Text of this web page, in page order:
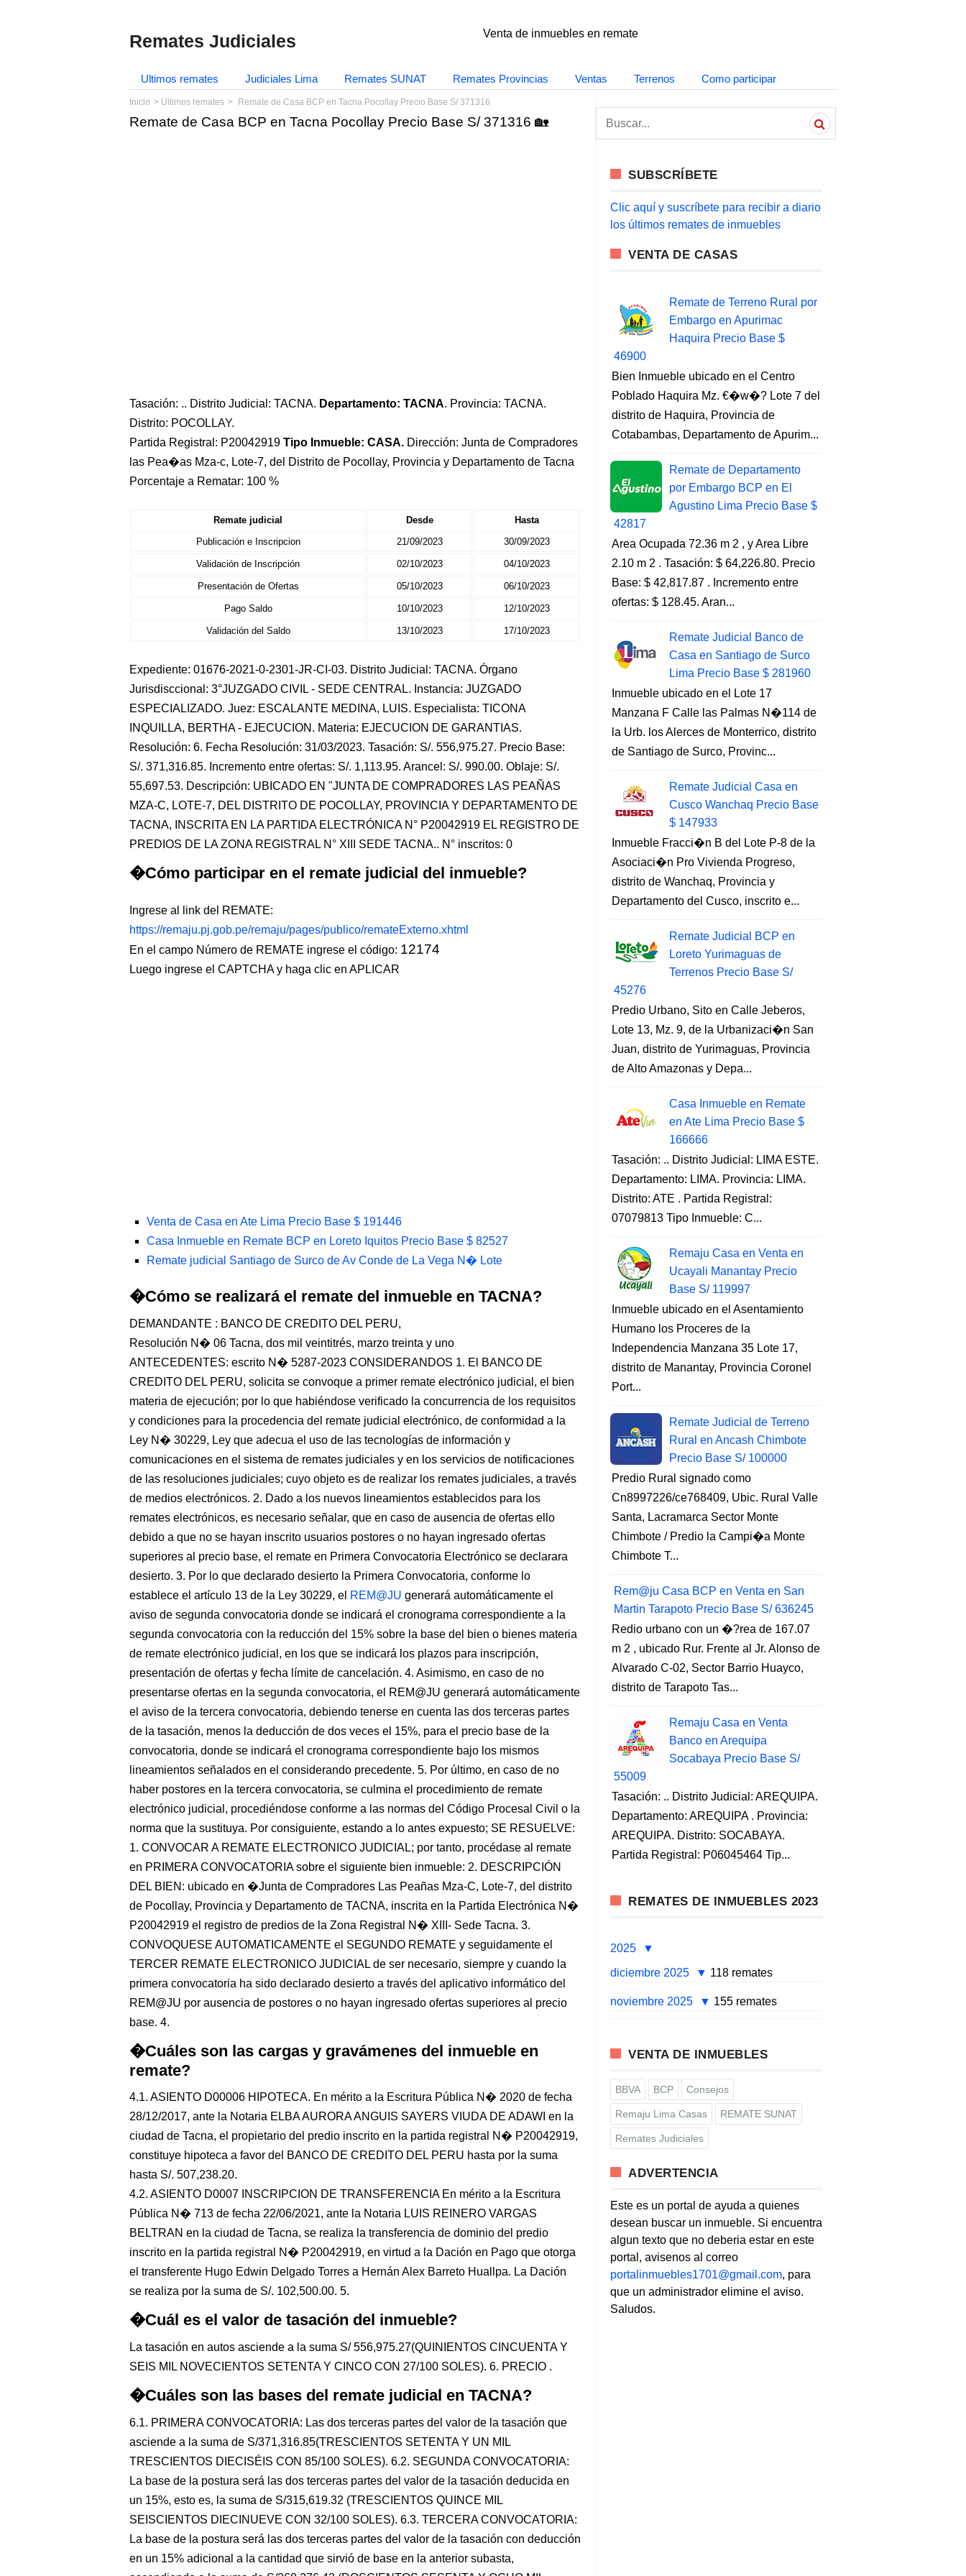
Remates Judiciales Venta de inmuebles en remate
Ultimos remates Judiciales Lima Remates SUNAT Remates Provincias Ventas Terrenos Como participar
Inicio Últimos remates Remate de Casa BCP en Tacna Pocollay Precio Base S/ 371316
Remate de Casa BCP en Tacna Pocollay Precio Base S/ 371316 🏡
Tasación: .. Distrito Judicial: TACNA. Departamento: TACNA. Provincia: TACNA.
Distrito: POCOLLAY.
Partida Registral: P20042919 Tipo Inmueble: CASA. Dirección: Junta de Compradores
las Pea�as Mza-c, Lote-7, del Distrito de Pocollay, Provincia y Departamento de Tacna
Porcentaje a Rematar: 100 %
Remate judicial Desde
Hasta
Publicación e Inscripcion
21/09/2023 30/09/2023
Validación de Inscripción 02/10/2023 04/10/2023
Presentación de Ofertas 05/10/2023 06/10/2023
Pago Saldo 10/10/2023 12/10/2023
Validación del Saldo 13/10/2023 17/10/2023
Expediente: 01676-2021-0-2301-JR-CI-03. Distrito Judicial: TACNA. Órgano
Jurisdisccional: 3°JUZGADO CIVIL - SEDE CENTRAL. Instancia: JUZGADO
ESPECIALIZADO. Juez: ESCALANTE MEDINA, LUIS. Especialista: TICONA
INQUILLA, BERTHA - EJECUCION. Materia: EJECUCION DE GARANTIAS.
Resolución: 6. Fecha Resolución: 31/03/2023. Tasación: S/. 556,975.27. Precio Base:
S/. 371,316.85. Incremento entre ofertas: S/. 1,113.95. Arancel: S/. 990.00. Oblaje: S/.
55,697.53. Descripción: UBICADO EN "JUNTA DE COMPRADORES LAS PEAÑAS
MZA-C, LOTE-7, DEL DISTRITO DE POCOLLAY, PROVINCIA Y DEPARTAMENTO DE
TACNA, INSCRITA EN LA PARTIDA ELECTRÓNICA N° P20042919 EL REGISTRO DE
PREDIOS DE LA ZONA REGISTRAL N° XIII SEDE TACNA.. N° inscritos: 0
�Cómo participar en el remate judicial del inmueble?
Ingrese al link del REMATE:
https://remaju.pj.gob.pe/remaju/pages/publico/remateExterno.xhtml
En el campo Número de REMATE ingrese el código: 12174
Luego ingrese el CAPTCHA y haga clic en APLICAR
Venta de Casa en Ate Lima Precio Base $ 191446
Casa Inmueble en Remate BCP en Loreto Iquitos Precio Base $ 82527
Remate judicial Santiago de Surco de Av Conde de La Vega N� Lote
�Cómo se realizará el remate del inmueble en TACNA?
DEMANDANTE : BANCO DE CREDITO DEL PERU,
Resolución N� 06 Tacna, dos mil veintitrés, marzo treinta y uno
ANTECEDENTES: escrito N� 5287-2023 CONSIDERANDOS 1. El BANCO DE
CREDITO DEL PERU, solicita se convoque a primer remate electrónico judicial, el bien
materia de ejecución; por lo que habiéndose verificado la concurrencia de los requisitos
y condiciones para la procedencia del remate judicial electrónico, de conformidad a la
Ley N� 30229, Ley que adecua el uso de las tecnologías de información y
comunicaciones en el sistema de remates judiciales y en los servicios de notificaciones
de las resoluciones judiciales; cuyo objeto es de realizar los remates judiciales, a través
de medios electrónicos. 2. Dado a los nuevos lineamientos establecidos para los
remates electrónicos, es necesario señalar, que en caso de ausencia de ofertas ello
debido a que no se hayan inscrito usuarios postores o no hayan ingresado ofertas
superiores al precio base, el remate en Primera Convocatoria Electrónico se declarara
desierto. 3. Por lo que declarado desierto la Primera Convocatoria, conforme lo
establece el artículo 13 de la Ley 30229, el REM@JU generará automáticamente el
aviso de segunda convocatoria donde se indicará el cronograma correspondiente a la
segunda convocatoria con la reducción del 15% sobre la base del bien o bienes materia
de remate electrónico judicial, en los que se indicará los plazos para inscripción,
presentación de ofertas y fecha límite de cancelación. 4. Asimismo, en caso de no
presentarse ofertas en la segunda convocatoria, el REM@JU generará automáticamente
el aviso de la tercera convocatoria, debiendo tenerse en cuenta las dos terceras partes
de la tasación, menos la deducción de dos veces el 15%, para el precio base de la
convocatoria, donde se indicará el cronograma correspondiente bajo los mismos
lineamientos señalados en el considerando precedente. 5. Por último, en caso de no
haber postores en la tercera convocatoria, se culmina el procedimiento de remate
electrónico judicial, procediéndose conforme a las normas del Código Procesal Civil o la
norma que la sustituya. Por consiguiente, estando a lo antes expuesto; SE RESUELVE:
1. CONVOCAR A REMATE ELECTRONICO JUDICIAL; por tanto, procédase al remate
en PRIMERA CONVOCATORIA sobre el siguiente bien inmueble: 2. DESCRIPCIÓN
DEL BIEN: ubicado en �Junta de Compradores Las Peañas Mza-C, Lote-7, del distrito
de Pocollay, Provincia y Departamento de TACNA, inscrita en la Partida Electrónica N�
P20042919 el registro de predios de la Zona Registral N� XIII- Sede Tacna. 3.
CONVOQUESE AUTOMATICAMENTE el SEGUNDO REMATE y seguidamente el
TERCER REMATE ELECTRONICO JUDICIAL de ser necesario, siempre y cuando la
primera convocatoria ha sido declarado desierto a través del aplicativo informático del
REM@JU por ausencia de postores o no hayan ingresado ofertas superiores al precio
base. 4.
�Cuáles son las cargas y gravámenes del inmueble en
remate?
4.1. ASIENTO D00006 HIPOTECA. En mérito a la Escritura Pública N� 2020 de fecha
28/12/2017, ante la Notaria ELBA AURORA ANGUIS SAYERS VIUDA DE ADAWI en la
ciudad de Tacna, el propietario del predio inscrito en la partida registral N� P20042919,
constituye hipoteca a favor del BANCO DE CREDITO DEL PERU hasta por la suma
hasta S/. 507,238.20.
4.2. ASIENTO D0007 INSCRIPCION DE TRANSFERENCIA En mérito a la Escritura
Pública N� 713 de fecha 22/06/2021, ante la Notaria LUIS REINERO VARGAS
BELTRAN en la ciudad de Tacna, se realiza la transferencia de dominio del predio
inscrito en la partida registral N� P20042919, en virtud a la Dación en Pago que otorga
el transferente Hugo Edwin Delgado Torres a Hernán Alex Barreto Huallpa. La Dación
se realiza por la suma de S/. 102,500.00. 5.
�Cuál es el valor de tasación del inmueble?
La tasación en autos asciende a la suma S/ 556,975.27(QUINIENTOS CINCUENTA Y
SEIS MIL NOVECIENTOS SETENTA Y CINCO CON 27/100 SOLES). 6. PRECIO .
�Cuáles son las bases del remate judicial en TACNA?
6.1. PRIMERA CONVOCATORIA: Las dos terceras partes del valor de la tasación que
asciende a la suma de S/371,316.85(TRESCIENTOS SETENTA Y UN MIL
TRESCIENTOS DIECISÉIS CON 85/100 SOLES). 6.2. SEGUNDA CONVOCATORIA:
La base de la postura será las dos terceras partes del valor de la tasación deducida en
un 15%, esto es, la suma de S/315,619.32 (TRESCIENTOS QUINCE MIL
SEISCIENTOS DIECINUEVE CON 32/100 SOLES). 6.3. TERCERA CONVOCATORIA:
La base de la postura será las dos terceras partes del valor de la tasación con deducción
en un 15% adicional a la cantidad que sirvió de base en la anterior subasta,
a
SUBSCRÍBETE
Clic aquí y suscríbete para recibir a diario
los últimos remates de inmuebles
VENTA DE CASAS
Remate de Terreno Rural por
Embargo en Apurimac
Haquira Precio Base $
46900
Bien Inmueble ubicado en el Centro
Poblado Haquira Mz. €�w�? Lote 7 del
distrito de Haquira, Provincia de
Cotabambas, Departamento de Apurim...
Remate de Departamento
por Embargo BCP en El
Agustino Lima Precio Base $
42817
Area Ocupada 72.36 m 2 , y Area Libre
2.10 m 2 . Tasación: $ 64,226.80. Precio
Base: $ 42,817.87 . Incremento entre
ofertas: $ 128.45. Aran...
Remate Judicial Banco de
Casa en Santiago de Surco
Lima Precio Base $ 281960
Inmueble ubicado en el Lote 17
Manzana F Calle las Palmas N�114 de
la Urb. los Alerces de Monterrico, distrito
de Santiago de Surco, Provinc...
Remate Judicial Casa en
Cusco Wanchaq Precio Base
$ 147933
Inmueble Fracci�n B del Lote P-8 de la
Asociaci�n Pro Vivienda Progreso,
distrito de Wanchaq, Provincia y
Departamento del Cusco, inscrito e...
Remate Judicial BCP en
Loreto Yurimaguas de
Terrenos Precio Base S/
45276
Predio Urbano, Sito en Calle Jeberos,
Lote 13, Mz. 9, de la Urbanizaci�n San
Juan, distrito de Yurimaguas, Provincia
de Alto Amazonas y Depa...
Casa Inmueble en Remate
en Ate Lima Precio Base $
166666
Tasación: .. Distrito Judicial: LIMA ESTE.
Departamento: LIMA. Provincia: LIMA.
Distrito: ATE . Partida Registral:
07079813 Tipo Inmueble: C...
Remaju Casa en Venta en
Ucayali Manantay Precio
Base S/ 119997
Inmueble ubicado en el Asentamiento
Humano los Proceres de la
Independencia Manzana 35 Lote 17,
distrito de Manantay, Provincia Coronel
Port...
Remate Judicial de Terreno
Rural en Ancash Chimbote
Precio Base S/ 100000
Predio Rural signado como
Cn8997226/ce768409, Ubic. Rural Valle
Santa, Lacramarca Sector Monte
Chimbote / Predio la Campi�a Monte
Chimbote T...
Rem@ju Casa BCP en Venta en San
Martin Tarapoto Precio Base S/ 636245
Redio urbano con un �?rea de 167.07
m 2 , ubicado Rur. Frente al Jr. Alonso de
Alvarado C-02, Sector Barrio Huayco,
distrito de Tarapoto Tas...
Remaju Casa en Venta
Banco en Arequipa
Socabaya Precio Base S/
55009
Tasación: .. Distrito Judicial: AREQUIPA.
Departamento: AREQUIPA . Provincia:
AREQUIPA. Distrito: SOCABAYA.
Partida Registral: P06045464 Tip...
REMATES DE INMUEBLES 2023
2025
diciembre 2025
118 remates
noviembre 2025 155 remates
VENTA DE INMUEBLES
BBVA BCP Consejos
Remaju Lima Casas REMATE SUNAT
Remates Judiciales
ADVERTENCIA
Este es un portal de ayuda a quienes
desean buscar un inmueble. Si encuentra
algun texto que no deberia estar en este
portal, avisenos al correo
portalinmuebles1701@gmail.com, para
que un administrador elimine el aviso.
Saludos.